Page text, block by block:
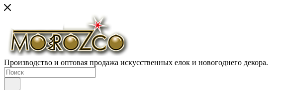
Производство и оптовая продажа искусственных елок и новогоднего декора.